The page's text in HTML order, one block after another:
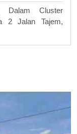
Dalam Cluster
2 Jalan Tajem,